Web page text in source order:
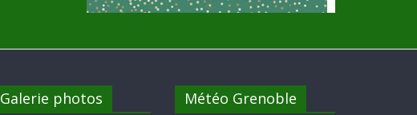
Galerie photos Météo Grenoble